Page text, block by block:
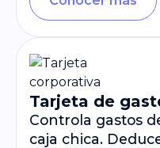
Tarjeta de
Controla gastos
caja chica.